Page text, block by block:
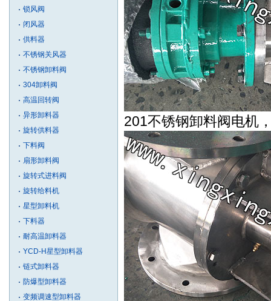
锁风阀
闭风器
供料器
不锈钢关风器
不锈钢卸料阀
304卸料阀
高温回转阀
异形卸料器
旋转供料器
下料阀
扇形卸料阀
旋转式进料阀
旋转给料机
星型卸料机
下料器
耐高温卸料器
YCD-H星型卸料器
链式卸料器
防爆型卸料器
变频调速型卸料器
201不锈钢卸料阀电机